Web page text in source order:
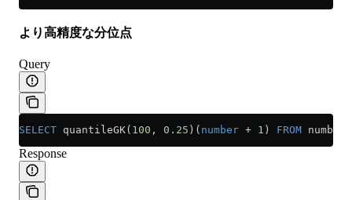
より高精度な分位点
Query
SELECT quantileGK( 100 , 0 . 25 )( number + 1 ) FROM
Response